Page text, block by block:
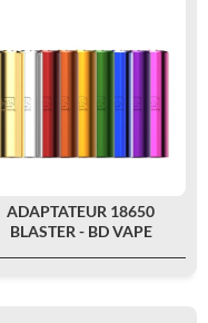
ADAPTATEUR 18650
BLASTER - BD VAPE